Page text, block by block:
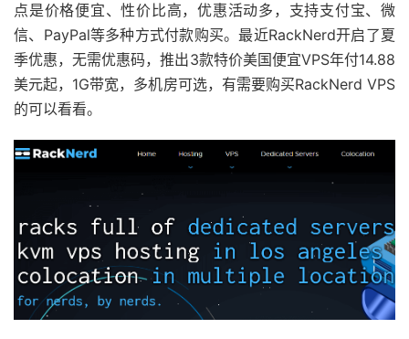
点是价格便宜、性价比高，优惠活动多，支持支付宝、微
信、PayPal等多种方式付款购买。最近RackNerd开启了夏
季优惠，无需优惠码，推出3款特价美国便宜VPS年付14.88
美元起，1G带宽，多机房可选，有需要购买RackNerd VPS
的可以看看。